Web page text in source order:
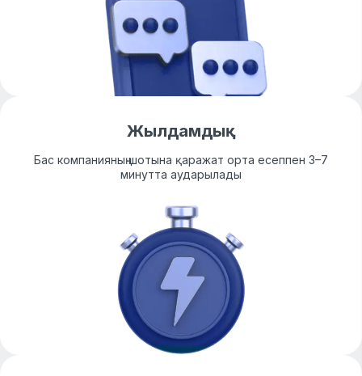
Жылдамдық
Бас компанияның шотына қаражат орта есеппен 3–7
минутта аударылады